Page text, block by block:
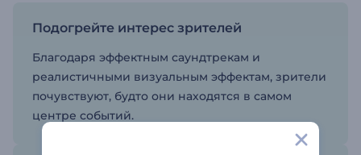
Подогрейте интерес зрителей
Благодаря эффектным саундтрекам и
реалистичными визуальным эффектам, зрители
почувствуют, будто они находятся в самом
центре событий.